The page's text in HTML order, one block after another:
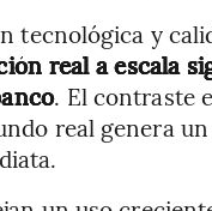
y
real a escala
. El contraste
real genera